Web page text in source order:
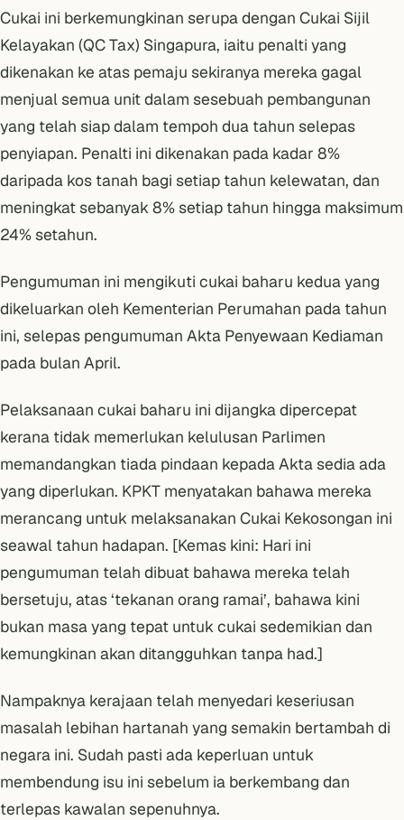
Cukai ini berkemungkinan serupa dengan Cukai Sijil
Kelayakan (QC Tax) Singapura, iaitu penalti yang
dikenakan ke atas pemaju sekiranya mereka gagal
menjual semua unit dalam sesebuah pembangunan
yang telah siap dalam tempoh dua tahun selepas
penyiapan. Penalti ini dikenakan pada kadar 8%
daripada kos tanah bagi setiap tahun kelewatan, dan
meningkat sebanyak 8% setiap tahun hingga maksimum
24% setahun.
Pengumuman ini mengikuti cukai baharu kedua yang
dikeluarkan oleh Kementerian Perumahan pada tahun
ini, selepas pengumuman Akta Penyewaan Kediaman
pada bulan April.
Pelaksanaan cukai baharu ini dijangka dipercepat
kerana tidak memerlukan kelulusan Parlimen
memandangkan tiada pindaan kepada Akta sedia ada
yang diperlukan. KPKT menyatakan bahawa mereka
merancang untuk melaksanakan Cukai Kekosongan ini
seawal tahun hadapan. [Kemas kini: Hari ini
pengumuman telah dibuat bahawa mereka telah
bersetuju, atas ‘tekanan orang ramai’, bahawa kini
bukan masa yang tepat untuk cukai sedemikian dan
kemungkinan akan ditangguhkan tanpa had.]
Nampaknya kerajaan telah menyedari keseriusan
masalah lebihan hartanah yang semakin bertambah di
negara ini. Sudah pasti ada keperluan untuk
membendung isu ini sebelum ia berkembang dan
terlepas kawalan sepenuhnya.